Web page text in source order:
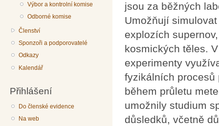
Výbor a kontrolní komise
Odborné komise
Členství
Sponzoři a podporovatelé
Odkazy
Kalendář
Přihlášení
Do členské evidence
Na web
jsou za běžných
Umožňují
explozích
kosmických těles.
experimenty
fyzikálních procesů
během průletu
umožnily studium
důsledků, včetně